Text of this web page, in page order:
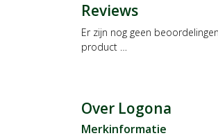
Reviews
Er zijn nog geen
product …
Over Logona
Merkinformatie